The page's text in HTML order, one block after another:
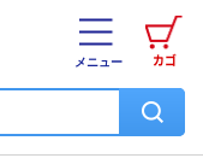
カゴ
メニュー